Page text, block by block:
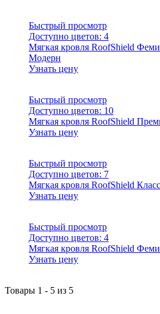
Быстрый просмотр
Доступно цветов: 4
Мягкая кровля RoofShield
Модерн
Узнать цену
Быстрый просмотр
Доступно цветов: 10
Мягкая кровля RoofShield
Узнать цену
Быстрый просмотр
Доступно цветов: 7
Мягкая кровля RoofShield
Узнать цену
Быстрый просмотр
Доступно цветов: 4
Мягкая кровля RoofShield
Узнать цену
Товары 1 - 5 из 5